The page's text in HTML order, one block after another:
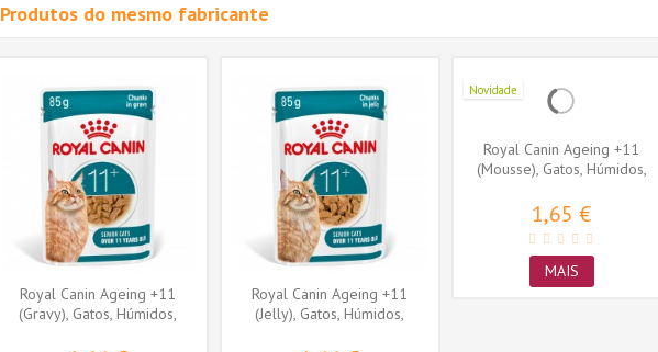
Produtos do mesmo fabricante
Royal Canin Ageing +11
(Gravy), Gatos, Húmidos,
Royal Canin Ageing +11
(Jelly), Gatos, Húmidos,
Novidade
Royal Canin Ageing +11
(Mousse), Gatos, Húmidos,
1,65 €
MAIS